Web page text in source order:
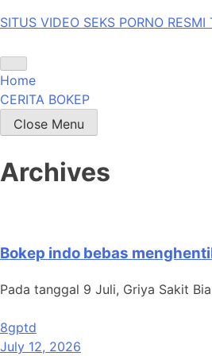
Skip
content
SITUS VIDEO SEKS PORNO RESMI
Home
CERITA BOKEP
Close Menu
Archives
Bokep indo bebas
Pada tanggal 9 Juli, Griya Sakit
8gptd
July 12, 2026